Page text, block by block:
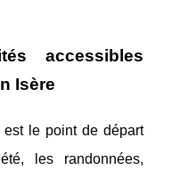
accessibles
Isère
le point de départ
les randonnées,